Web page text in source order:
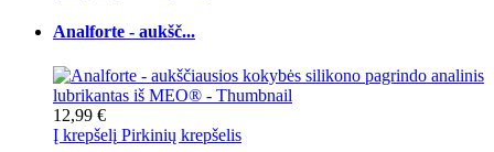
Analforte - aukšč...
12,99 €
Į krepšelį Pirkinių krepšelis